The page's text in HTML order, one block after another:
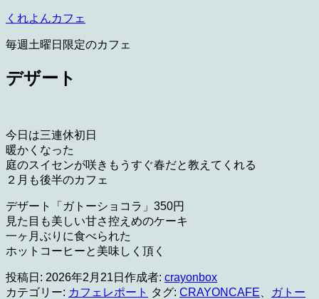
コ
テ
ツ
ッ
プ
くれよんカフェ
毎週土曜日限定のカフェ
デザート
今日は三連休初日
暖かくなった
庭のスイセンが咲きもうすぐ春だと教えてくれる
２月も後半のカフェ
デザート「ガトーショコラ」350円
見た目も美しい甘さ控えめのケーキ
一ヶ月ぶりに食べられた
ホットコーヒーと美味しく頂く
投稿日: 2026年2月21日 作成者: crayonbox
カテゴリー: カフェレポート タグ: CRAYONCAFE
ガトー